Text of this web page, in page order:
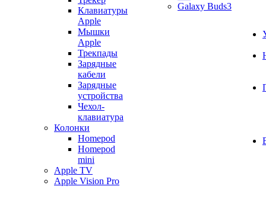
Клавиатуры
Apple
Мышки
Apple
Трекпады
Зарядные
кабели
Зарядные
устройства
Чехол-
клавиатура
Колонки
Homepod
Homepod
mini
Apple TV
Apple Vision Pro
Galaxy Buds3